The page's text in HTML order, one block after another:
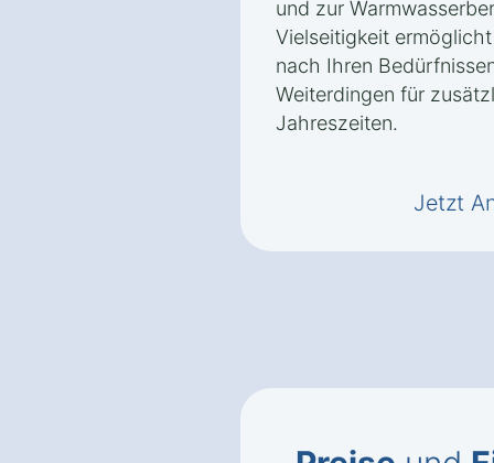
und zur
Vielseitigkeit
nach Ihren
Weiterdingen für
Jahreszeiten.
Jetzt